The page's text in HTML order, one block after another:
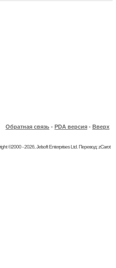
Обратная связь - PDA версия - Вверх
©2000 - 2026, Jelsoft Enterprises Ltd. Перевод: zCarot